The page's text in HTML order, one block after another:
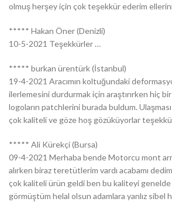
olmuş herşey için çok teşekkür ederim
***** Hakan Öner (Denizli)
10-5-2021 Teşekkürler …
***** burkan ürentürk (İstanbul)
19-4-2021 Aracımın koltuğundaki
ilerlemesini durdurmak için araştırırken hiç bir
logoların patchlerini burada buldum.
çok kaliteli ve göze hoş gözüküyorlar
***** Ali Kürekçi (Bursa)
09-4-2021 Merhaba bende Motorcu mont
alırken biraz teretütlerim vardı acabamı
çok kaliteli ürün geldi ben bu kaliteyi genelde
görmüştüm helal olsun adamlara yanlız sibel